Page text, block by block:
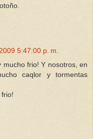
5:47:00 p. m.
frio! Y nosotros, en
caqlor y tormentas